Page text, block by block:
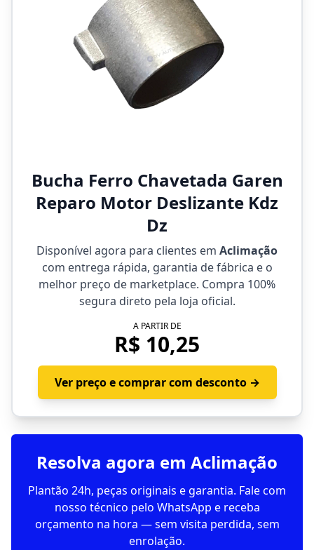
Bucha Ferro Chavetada Garen
Reparo Motor Deslizante Kdz
Dz
Disponível agora para clientes em Aclimação
com entrega rápida, garantia de fábrica e o
melhor preço de marketplace. Compra 100%
segura direto pela loja oficial.
A PARTIR DE
R$ 10,25
Ver preço e comprar com desconto →
Resolva agora em Aclimação
Plantão 24h, peças originais e garantia. Fale com
nosso técnico pelo WhatsApp e receba
orçamento na hora — sem visita perdida, sem
enrolação.